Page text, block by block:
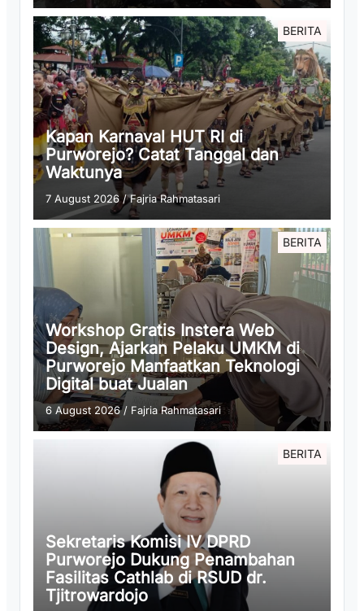
BERITA
Kapan Karnaval HUT RI di
Purworejo? Catat Tanggal dan
Waktunya
7 August 2026 /Fajria Rahmatasari
BERITA
Workshop Gratis Instera Web
Design, Ajarkan Pelaku UMKM di
Purworejo Manfaatkan Teknologi
Digital buat Jualan
6 August 2026/ Fajria Rahmatasari
BERITA
Sekretaris Komisi IV DPRD
Purworejo Dukung Penambahan
Fasilitas Cathlab di RSUD dr.
Tjitrowardojo